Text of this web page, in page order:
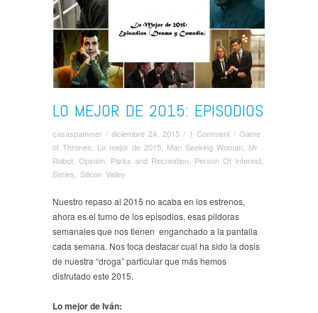
LO MEJOR DE 2015: EPISODIOS
casaspammer / diciembre 24, 2015 / 1 Comment / Game
of Thrones
Lo mejor de 2015 Man Seeking Woman
Mr
Robot Opinión Parks and Recreation Person Of Interest
Series
Silicon Valley
Nuestro repaso al 2015 no acaba en los estrenos,
ahora es el turno de los episodios, esas pildoras
semanales que nos tienen enganchado a la pantalla
cada semana. Nos toca destacar cual ha sido la dosis
de nuestra “droga” particular que más hemos
disfrutado este 2015.
Lo mejor de Iván: